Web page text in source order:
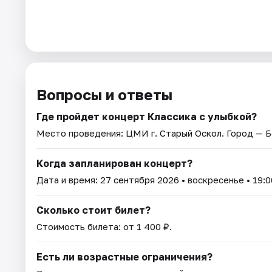
Вопросы и ответы
Где пройдет концерт Классика с улыбкой?
Место проведения: ЦМИ г. Старый Оскол. Город —
Когда запланирован концерт?
Дата и время: 27 сентября 2026 • воскресенье •
Сколько стоит билет?
Стоимость билета: от 1 400 ₽.
Есть ли возрастные ограничения?